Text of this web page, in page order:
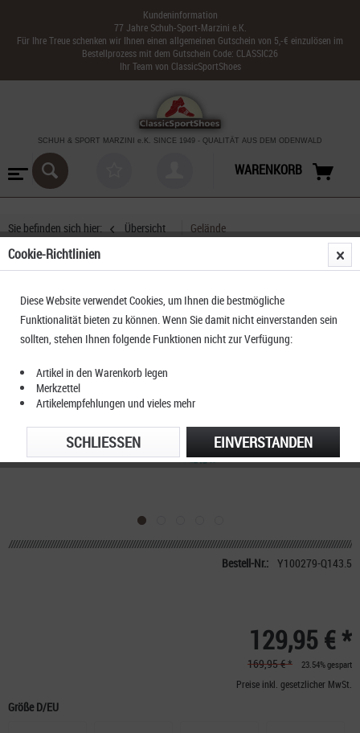
Kundeninformation
77 Jahre Schuh-Sport-Marzini e.K.
Für Ihre Treue schenken wir Ihnen einen allgemeinen Gutschein von 5,-€ einzulösen im
Bestellprozess mit dem Gutschein Code: CLASSIC26
Ihr Team von ClassicSportShoes
SCHUH & SPORT MARZINI e.K. SINCE 1949 - QUALITÄT AUS DEM ODENWALD
WARENKORB
Sie befinden sich hier: Übersicht Gelände
UYN ARTAX Urban Trail Men
Bestell-Nr.: Y100279-Q143.5
129,95 € *
169,95 € * 23.54% gespart
Preise inkl. gesetzlicher MwSt.
Größe D/EU
Cookie-Richtlinien
Diese Website verwendet Cookies, um Ihnen die bestmögliche
Funktionalität bieten zu können. Wenn Sie damit nicht einverstanden sein
sollten, stehen Ihnen folgende Funktionen nicht zur Verfügung:
Artikel in den Warenkorb legen
Merkzettel
Artikelempfehlungen und vieles mehr
EINVERSTANDEN
SCHLIESSEN